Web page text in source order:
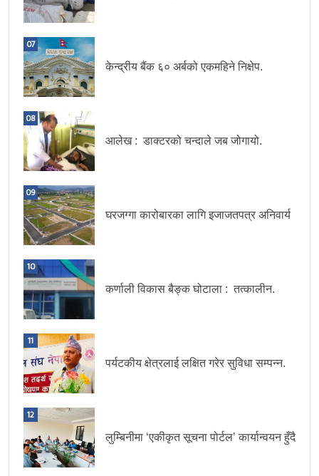
07
केन्द्रीय बैंक ६० अर्बको एकमहिने निक्षेप.
08
आलेख : डाक्टरको चन्दाले जब जोगायो.
09
घरजग्गा कारोबारका लागि इजाजतपत्र अनिवार्य
10
कर्णाली विकास बैङ्क घोटाला : तत्कालीन.
11
पर्यटकीय क्षेत्रलाई लक्षित गरेर सुविधा सम्पन्न.
12
लुम्बिनीमा ‘एकीकृत सूचना पोर्टल’ कार्यान्वयन हुँदै